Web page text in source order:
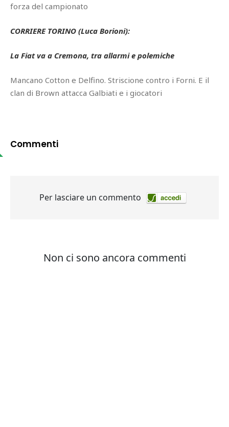
forza del campionato
CORRIERE TORINO (Luca Borioni):
La Fiat va a Cremona, tra allarmi e polemiche
Mancano Cotton e Delfino. Striscione contro i Forni. E il
clan di Brown attacca Galbiati e i giocatori
Commenti